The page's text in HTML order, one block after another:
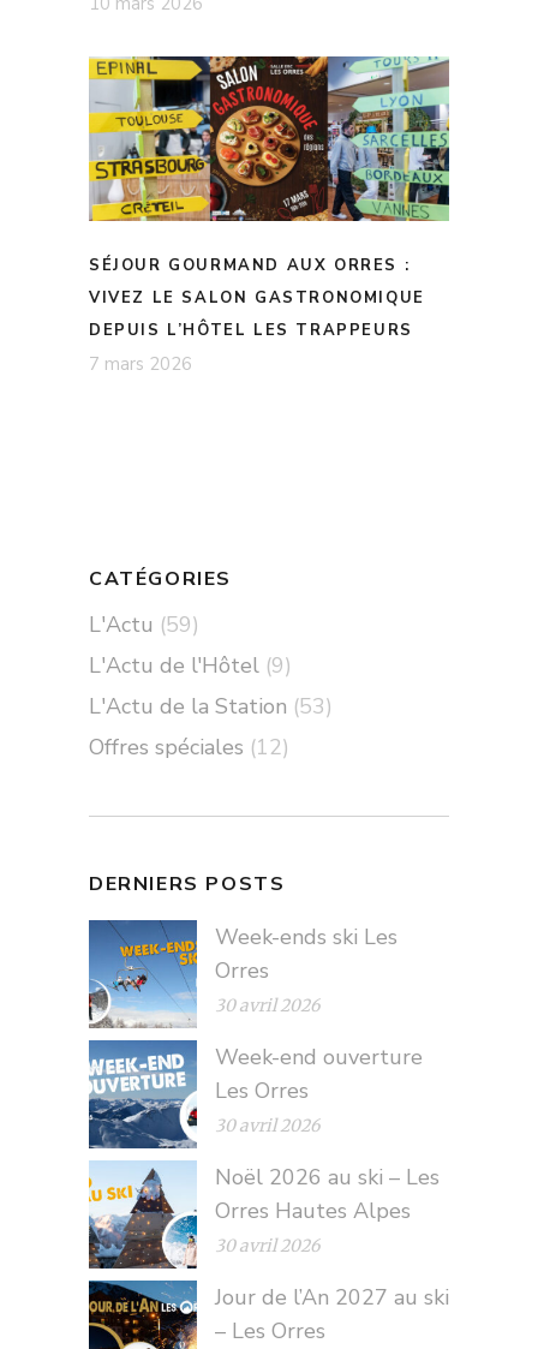
SÉJOUR GOURMAND AUX ORRES :
VIVEZ LE SALON GASTRONOMIQUE
DEPUIS L’HÔTEL LES TRAPPEURS
7 mars 2026
CATÉGORIES
L'Actu (59)
L'Actu de l'Hôtel (9)
L'Actu de la Station (53)
Offres spéciales (12)
DERNIERS POSTS
Week-ends ski Les
Orres
30 avril 2026
Week-end ouverture
Les Orres
30 avril 2026
Noël 2026 au ski – Les
Orres Hautes Alpes
30 avril 2026
Jour de l’An 2027 au ski
– Les Orres